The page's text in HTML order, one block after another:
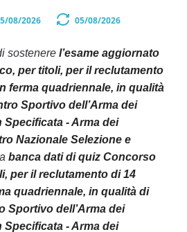
08/2026 05/08/2026
sostenere l’esame aggiornato
per titoli, per il reclutamento
ferma quadriennale, in qualità
Sportivo dell’Arma dei
Specificata - Arma dei
Nazionale Selezione e
banca dati di quiz Concorso
per il reclutamento di 14
quadriennale, in qualità di
Sportivo dell’Arma dei
Specificata - Arma dei